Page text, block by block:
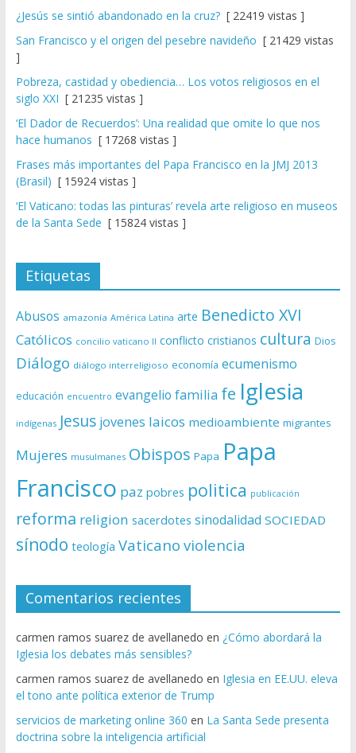
¿Jesús se sintió abandonado en la cruz?[ 22419 vistas ]
San Francisco y el origen del pesebre navideño [ 21429 vistas
]
Pobreza, castidad y obediencia… Los votos religiosos en el
siglo XXI [ 21235 vistas ]
‘El Dador de Recuerdos’: Una realidad que omite lo que nos
hace humanos [ 17268 vistas ]
Frases más importantes del Papa Francisco en la JMJ 2013
(Brasil) [ 15924 vistas ]
‘El Vaticano: todas las pinturas’ revela arte religioso en museos
de la Santa Sede [ 15824 vistas ]
Etiquetas
Abusos amazonía América Latina arte Benedicto XVI
Católicos concilio vaticano II conflicto cristianos cultura Dios
Diálogo diálogo interreligioso economía ecumenismo
educación encuentro evangelio familia fe Iglesia
indígenas Jesus jovenes laicos medioambiente migrantes
Mujeres musulmanes Obispos Papa Papa
Francisco paz pobres politica publicación
reforma religion sacerdotes sinodalidad SOCIEDAD
sínodo teología Vaticano violencia
Comentarios recientes
carmen ramos suarez de avellanedo en ¿Cómo abordará la
Iglesia los debates más sensibles?
carmen ramos suarez de avellanedo en Iglesia en EE.UU. eleva
el tono ante política exterior de Trump
servicios de marketing online 360 en La Santa Sede presenta
doctrina sobre la inteligencia artificial